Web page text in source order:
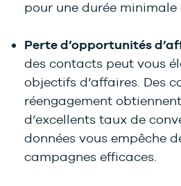
pour une durée minimale
Perte d’opportunités
des contacts peut vous
objectifs d’affaires. Des
réengagement
d’excellents taux de
données vous empêche
campagnes efficaces.